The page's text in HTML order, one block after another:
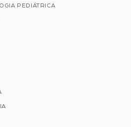
PEDIÁTRICA